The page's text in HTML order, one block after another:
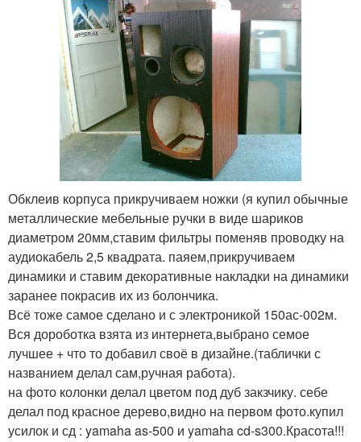
Обклеив корпуса прикручиваем ножки (я купил обычные
металлические мебельные ручки в виде шариков
диаметром 20мм,ставим фильтры поменяв проводку на
аудиокабель 2,5 квадрата. паяем,прикручиваем
динамики и ставим декоративные накладки на динамики
заранее покрасив их из болончика.
Всё тоже самое сделано и с электроникой 150ас-002м.
Вся дороботка взята из интернета,выбрано семое
лучшее + что то добавил своё в дизайне.(таблички с
названием делал сам,ручная работа).
на фото колонки делал цветом под дуб закзчику. себе
делал под красное дерево,видно на первом фото.купил
усилок и сд : yamaha as-500 и yamaha cd-s300.Красота!!!